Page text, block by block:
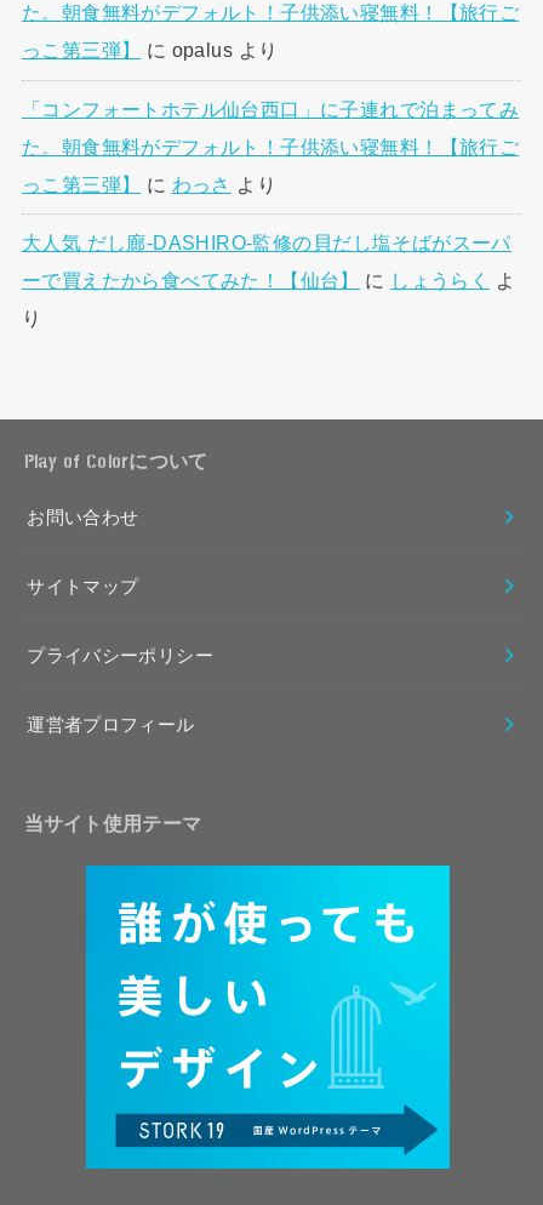
た。朝食無料がデフォルト！子供添い寝無料！【旅行ご
っこ第三弾】
に opalus より
「コンフォートホテル仙台西口」に子連れで泊まってみ
た。朝食無料がデフォルト！子供添い寝無料！【旅行ご
っこ第三弾】
に わっさ より
大人気 だし廊-DASHIRO-監修の貝だし塩そばがスーパ
ーで買えたから食べてみた！【仙台】
に しょうらく
よ
り
Play of Colorについて
お問い合わせ
サイトマップ
プライバシーポリシー
運営者プロフィール
当サイト使用テーマ